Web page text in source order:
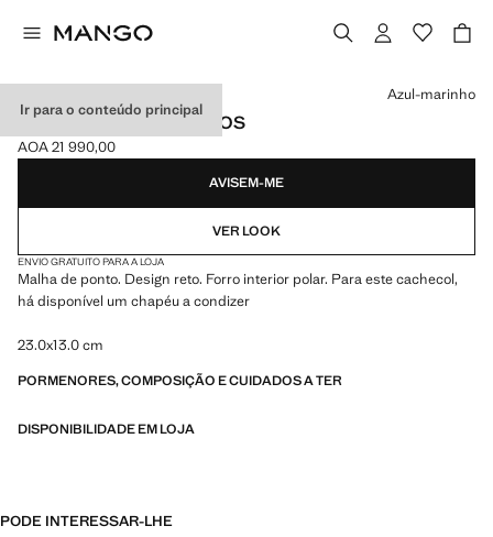
Ir para o conteúdo principal
CACHECOL MALHA OITOS
Preço atual [AOA 21 990,00 ]
AOA 21 990,00
Selecione uma cor
Azul-marinho
AVISEM-ME
VER LOOK
ENVIO GRATUITO PARA A LOJA
Malha de ponto. Design reto. Forro interior polar. Para este cachecol,
há disponível um chapéu a condizer
23.0x13.0 cm
PORMENORES, COMPOSIÇÃO E CUIDADOS A TER
DISPONIBILIDADE EM LOJA
PODE INTERESSAR-LHE